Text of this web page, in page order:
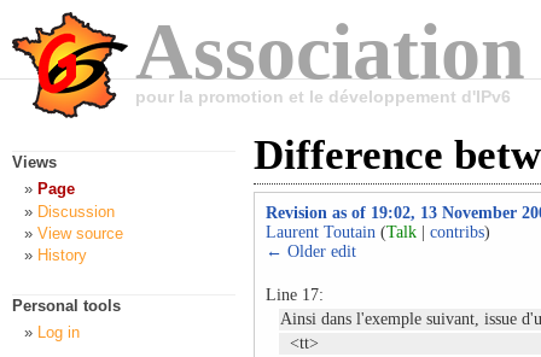
pour la promotion et le développement d'IPv6
Difference
Revision as of 19:02, 13 November
Laurent Toutain (Talk contribs)
← Older edit
Line 17:
Ainsi dans l'exemple suivant, issue
<tt>
Views
Page
Discussion
View source
History
Personal tools
Log in